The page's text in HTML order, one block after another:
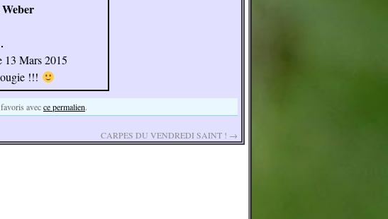
13 Mars 2015
!!!
avecce permalien.
CARPES DU VENDREDI SAINT ! →